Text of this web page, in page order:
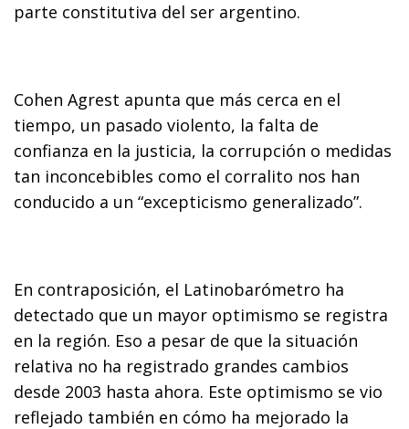
parte constitutiva del ser argentino.
Cohen Agrest apunta que más cerca en el
tiempo, un pasado violento, la falta de
confianza en la justicia, la corrupción o medidas
tan inconcebibles como el corralito nos han
conducido a un “excepticismo generalizado”.
En contraposición, el Latinobarómetro ha
detectado que un mayor optimismo se registra
en la región. Eso a pesar de que la situación
relativa no ha registrado grandes cambios
desde 2003 hasta ahora. Este optimismo se vio
reflejado también en cómo ha mejorado la